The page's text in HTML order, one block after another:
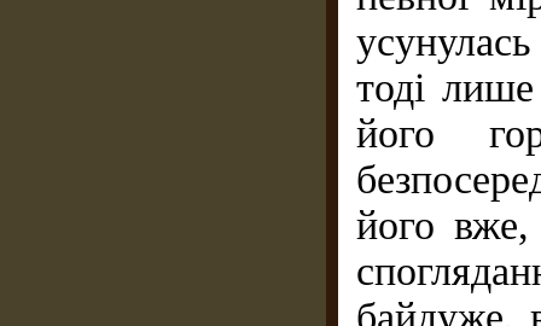
тоді
його
його вже,
байдуже,